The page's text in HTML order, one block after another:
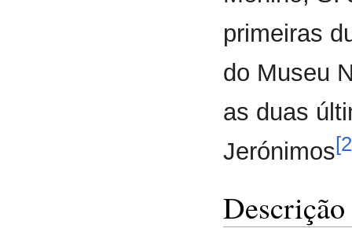
primeiras
do Museu
as duas
Jerónimos
Descrição